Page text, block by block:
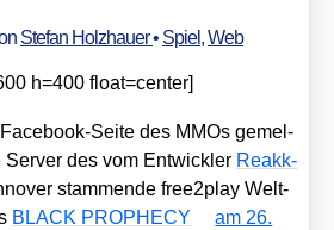
Stefan Holzhauer• Spiel,Web
h=400 float=center]
Sei­te des MMOs gemel­
des vom Ent­wick­ler Reakk­
stam­men­de free2play Welt­
BLACK PROPHECY
am 26.